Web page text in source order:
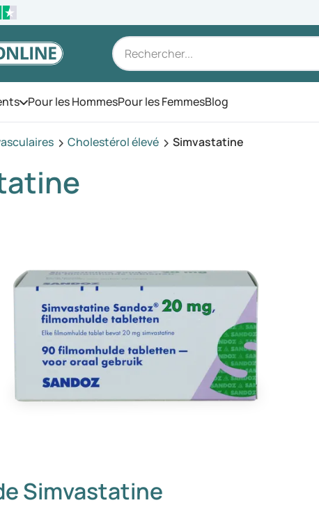
Ouvrez le menu
Pour les HommesPour les FemmesBlog
Cholestérol élevé Simvastatine
Simvastatine